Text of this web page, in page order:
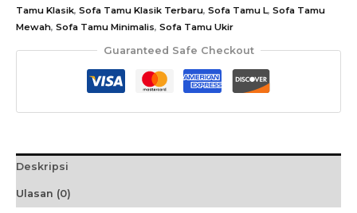
Tamu Klasik, Sofa Tamu Klasik Terbaru, Sofa Tamu L, Sofa Tamu
Mewah, Sofa Tamu Minimalis, Sofa Tamu Ukir
Guaranteed Safe Checkout
Deskripsi
Ulasan (0)